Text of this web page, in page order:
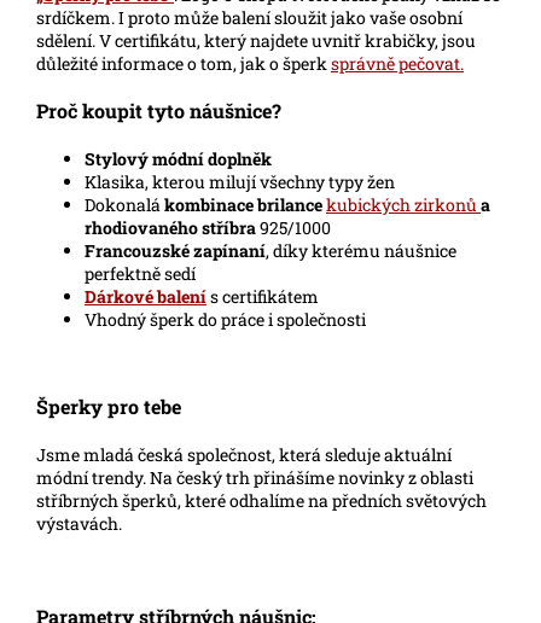
srdíčkem. I proto může balení sloužit jako vaše osobní
sdělení. V certifikátu, který najdete uvnitř krabičky, jsou
důležité informace o tom, jak o šperksprávně pečovat.
Proč koupit tyto náušnice?
Stylový módní doplněk
Klasika, kterou milují všechny typy žen
Dokonalákombinace brilancekubických zirkonů a
rhodiovaného stříbra925/1000
Francouzské zapínaní, díky kterému náušnice
perfektně sedí
Dárkové balenís certifikátem
Vhodný šperk do práce i společnosti
Šperky pro tebe
Jsme mladá česká společnost, která sleduje aktuální
módní trendy. Na český trh přinášíme novinky z oblasti
stříbrných šperků, které odhalíme na předních světových
výstavách.
Parametry stříbrných náušnic: